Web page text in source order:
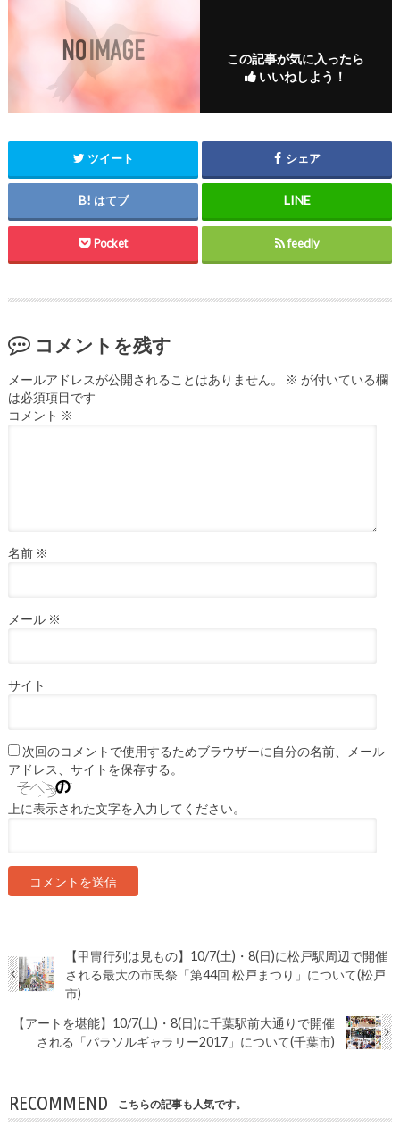
この記事が気に入ったら
いいねしよう！
ツイート シェア
はてブ
Pocket feedly
コメントを残す
メールアドレスが公開されることはありません。 ※ が付いている欄
は必須項目です
コメント ※
名前 ※
メール ※
サイト
次回のコメントで使用するためブラウザーに自分の名前、メール
アドレス、サイトを保存する。
上に表示された文字を入力してください。
【甲冑行列は見もの】10/7(土)・8(日)に松戸駅周辺で開催
される最大の市民祭「第44回 松戸まつり」について(松戸
市)
【アートを堪能】10/7(土)・8(日)に千葉駅前大通りで開催
される「パラソルギャラリー2017」について(千葉市)
RECOMMEND こちらの記事も人気です。